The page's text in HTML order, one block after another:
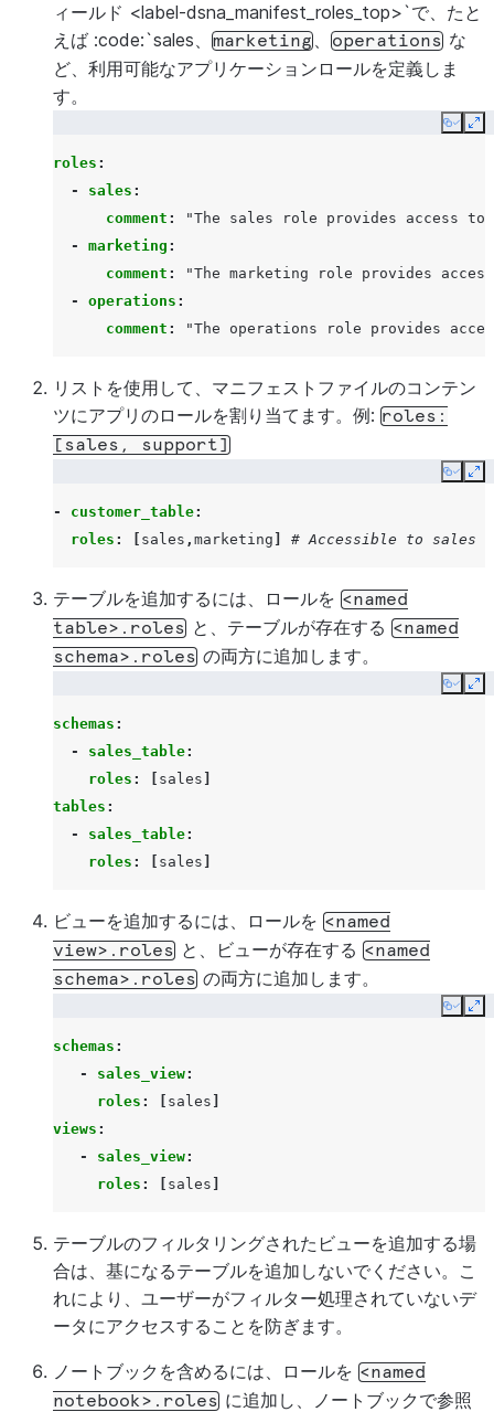
ィールド <label-dsna_manifest_roles_top>`で、たと
えば :code:`sales、 marketing、 operations な
ど、利用可能なアプリケーションロールを定義しま
す。
Copy
roles :
-
sales :
comment : "The sales role provides access to
-
marketing :
comment : "The marketing role provides
access
-
operations :
comment : "The operations role provides
リストを使用して、マニフェストファイルのコンテン
ツにアプリのロールを割り当てます。例: roles:
[sales,
support]
Copy
- customer_table:
roles : sales , marketing # Accessible to sales
テーブルを追加するには、ロールを <named
table>.roles と、テーブルが存在する <named
schema>.roles の両方に追加します。
Copy
schemas :
-
sales_table:
roles : sales
tables :
-
sales_table:
roles : sales
ビューを追加するには、ロールを <named
view>.roles と、ビューが存在する <named
schema>.roles の両方に追加します。
Copy
schemas :
-
sales_view:
roles : sales
views :
-
sales_view:
roles : sales
テーブルのフィルタリングされたビューを追加する場
合は、基になるテーブルを追加しないでください。こ
れにより、ユーザーがフィルター処理されていないデ
ータにアクセスすることを防ぎます。
ノートブックを含めるには、ロールを <named
notebook>.roles に追加し、ノートブックで参照